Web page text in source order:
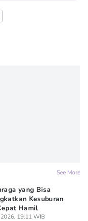
See More
yang Bisa
Kesuburan
Hamil
19:11 WIB